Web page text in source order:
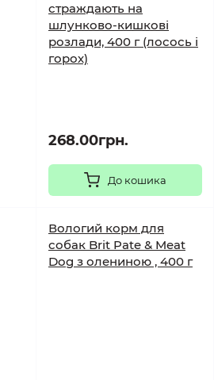
страждають на
шлунково-кишкові
розлади, 400 г (лосось і
горох)
268.00грн.
До кошика
Вологий корм для
собак Brit Pate & Meat
Dog з олениною , 400 г